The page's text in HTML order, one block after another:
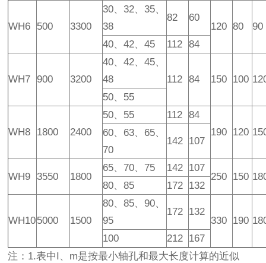
WH6 500 3300
30、32、35、
38
82 60
120 80
90
40、42、45
112 84
WH7 900 3200
40、42、45、
48
112 84 150 100
50、55
WH8 1800 2400
50、55 112
84
190 120
60、63、65、
70
142 107
WH9 3550 1800
65、70、75 142 107
250 150
80、85 172 132
WH105000 1500
80、85、90、
95
172 132
330 190
100
212 167
注：1.表中I、m是按最小轴孔和最大长度计算的近似